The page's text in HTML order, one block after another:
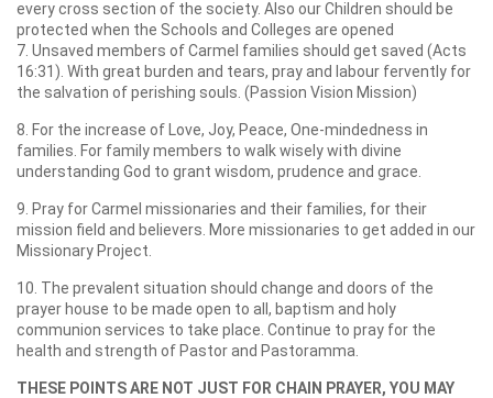
every cross section of the society. Also our Children should be
protected when the Schools and Colleges are opened
7. Unsaved members of Carmel families should get saved (Acts
16:31). With great burden and tears, pray and labour fervently for
the salvation of perishing souls. (Passion Vision Mission)
8. For the increase of Love, Joy, Peace, One-mindedness in
families. For family members to walk wisely with divine
understanding God to grant wisdom, prudence and grace.
9. Pray for Carmel missionaries and their families, for their
mission field and believers. More missionaries to get added in our
Missionary Project.
10. The prevalent situation should change and doors of the
prayer house to be made open to all, baptism and holy
communion services to take place. Continue to pray for the
health and strength of Pastor and Pastoramma.
THESE POINTS ARE NOT JUST FOR CHAIN PRAYER, YOU MAY